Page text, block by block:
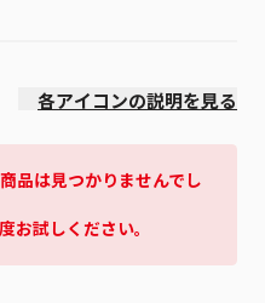
各アイコンの説明を見る
品は見つかりませんでし
お試しください。